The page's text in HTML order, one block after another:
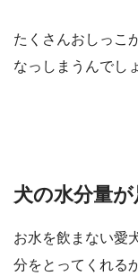
たくさんおしっこ
なっしまうんでし
犬の水分量
お水を飲まない愛
分をとってくれる